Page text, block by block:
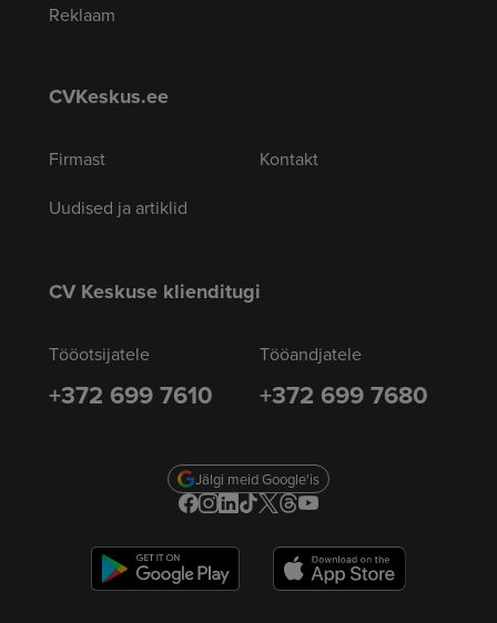
Reklaam
CVKeskus.ee
Firmast
Uudised ja artiklid
Kontakt
CV Keskuse klienditugi
Tööotsijatele
+372 699 7610
Tööandjatele
+372 699 7680
Jälgi meid Google'is